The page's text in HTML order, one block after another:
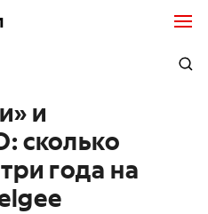
и
сколько
года на